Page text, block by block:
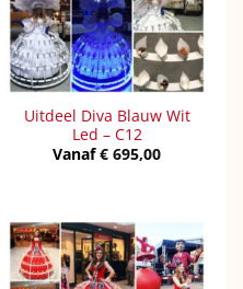
Uitdeel Diva Blauw Wit
Led – C12
Vanaf€ 695,00